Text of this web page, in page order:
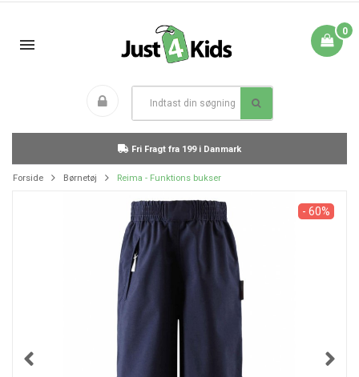
0
Fri Fragt fra 199 i Danmark
Forside Børnetøj Reima - Funktions bukser
- 60%